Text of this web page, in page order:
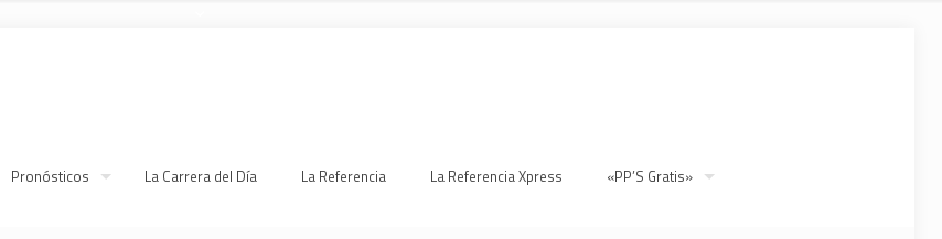
Pronósticos La Carrera del Día La Referencia La Referencia Xpress «PP’S Gratis»